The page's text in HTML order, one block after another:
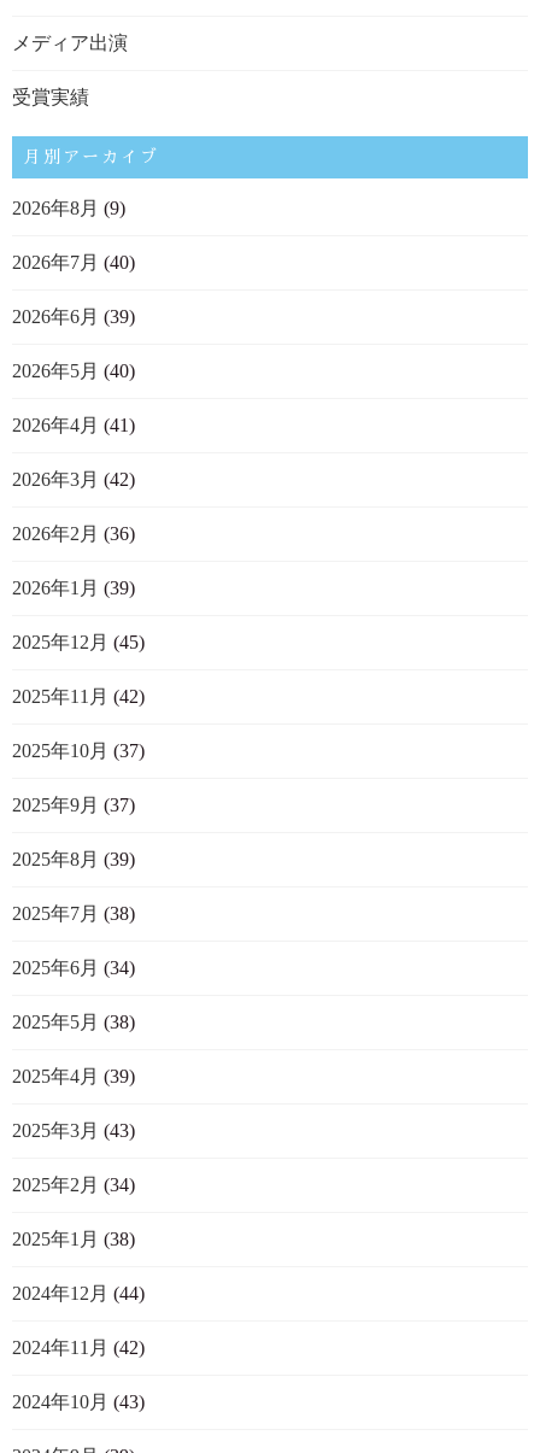
メディア出演
受賞実績
月別アーカイブ
2026年8月 (9)
2026年7月 (40)
2026年6月 (39)
2026年5月 (40)
2026年4月 (41)
2026年3月 (42)
2026年2月 (36)
2026年1月 (39)
2025年12月 (45)
2025年11月 (42)
2025年10月 (37)
2025年9月 (37)
2025年8月 (39)
2025年7月 (38)
2025年6月 (34)
2025年5月 (38)
2025年4月 (39)
2025年3月 (43)
2025年2月 (34)
2025年1月 (38)
2024年12月 (44)
2024年11月 (42)
2024年10月 (43)